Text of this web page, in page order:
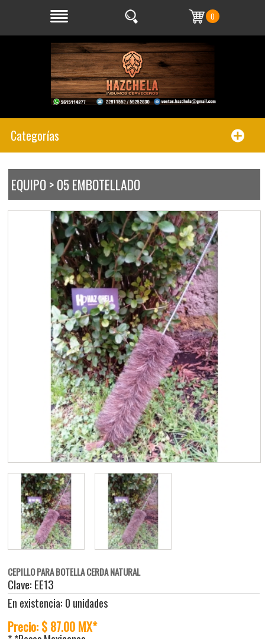
0
Categorías
EQUIPO > 05 EMBOTELLADO
CEPILLO PARA BOTELLA CERDA NATURAL
Clave: EE13
En existencia: 0 unidades
Precio: $ 87.00 MX*